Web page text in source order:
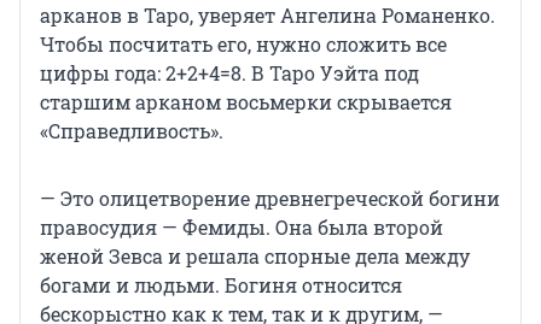
арканов в Таро, уверяет Ангелина Романенко.
Чтобы посчитать его, нужно сложить все
цифры года: 2+2+4=8. В Таро Уэйта под
старшим арканом восьмерки скрывается
«Справедливость».
— Это олицетворение древнегреческой богини
правосудия — Фемиды. Она была второй
женой Зевса и решала спорные дела между
богами и людьми. Богиня относится
бескорыстно как к тем, так и к другим, —